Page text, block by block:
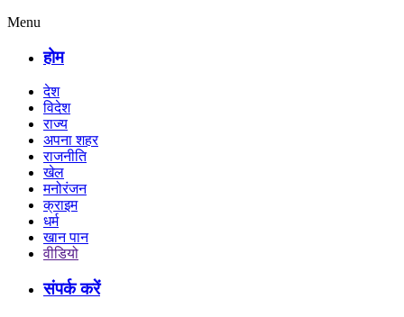
Menu
होम
देश
विदेश
राज्य
अपना शहर
राजनीति
खेल
मनोरंजन
क्राइम
धर्म
खान पान
वीडियो
संपर्क करें